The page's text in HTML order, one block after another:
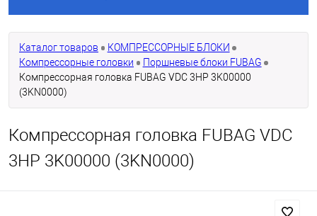
Каталог товаров
КОМПРЕССОРНЫЕ БЛОКИ
Компрессорные головки
Поршневые блоки FUBAG
Компрессорная головка FUBAG VDC 3HP 3K00000
(3KN0000)
Компрессорная головка FUBAG VDC
3HP 3K00000 (3KN0000)